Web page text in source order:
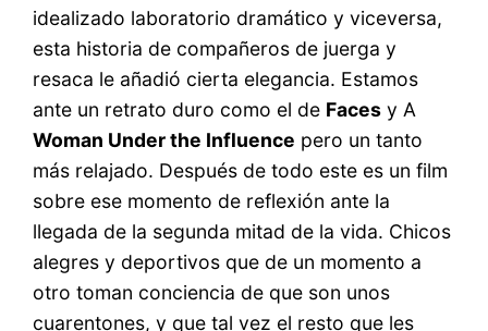
idealizado laboratorio dramático y viceversa,
esta historia de compañeros de juerga y
resaca le añadió cierta elegancia. Estamos
ante un retrato duro como el de Faces y A
Woman Under the Influence pero un tanto
más relajado. Después de todo este es un film
sobre ese momento de reflexión ante la
llegada de la segunda mitad de la vida. Chicos
alegres y deportivos que de un momento a
otro toman conciencia de que son unos
cuarentones, y que tal vez el resto que les